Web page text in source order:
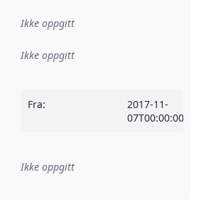
Ikke oppgitt
:
Ikke oppgitt
Fra:
2017-11-
07T00:00:00Z
Referanse til en implementasjonsregel
Ikke oppgitt